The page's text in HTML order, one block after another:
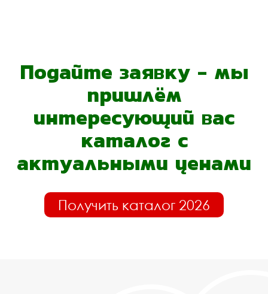
Подайте заявку - мы
пришлём
интересующий вас
каталог с
актуальными ценами
Получить каталог 2026